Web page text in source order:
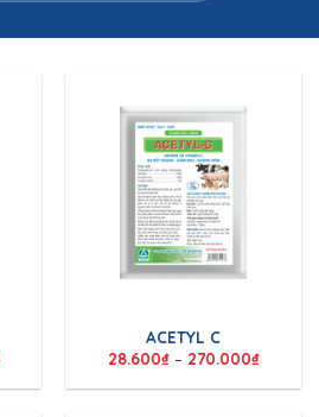
ACETYL C
28.600₫– 270.000₫